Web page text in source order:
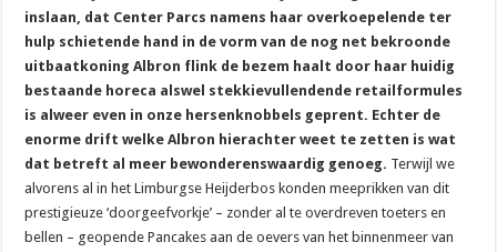
inslaan, dat Center Parcs namens haar overkoepelende ter
hulp schietende hand in de vorm van de nog net bekroonde
uitbaatkoning Albron flink de bezem haalt door haar huidig
bestaande horeca alswel stekkievullendende retailformules
is alweer even in onze hersenknobbels geprent. Echter de
enorme drift welke Albron hierachter weet te zetten is wat
dat betreft al meer bewonderenswaardig genoeg. Terwijl we
alvorens al in het Limburgse Heijderbos konden meeprikken van dit
prestigieuze ‘doorgeefvorkje’ – zonder al te overdreven toeters en
bellen – geopende Pancakes aan de oevers van het binnenmeer van